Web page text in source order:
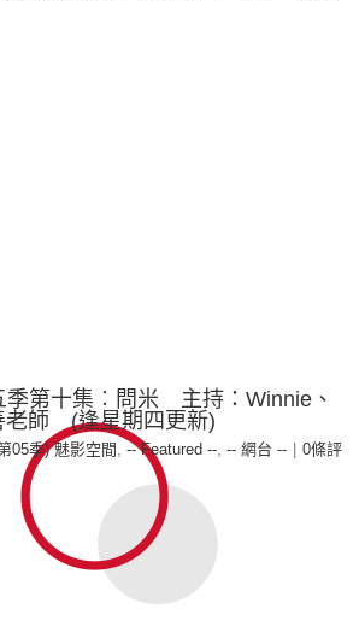
季第十集︰問米 主持：Winnie、
師 (逢星期四更新)
05季) 魅影空間 , -- Featured --, -- 網台 --
0條評